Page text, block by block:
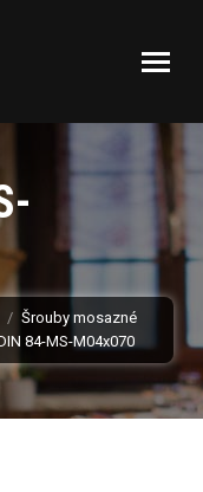
Šrouby mosazné
84-MS-M04x070